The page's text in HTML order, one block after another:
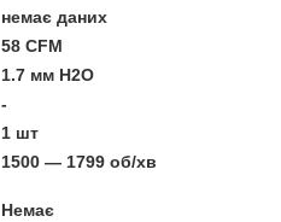
немає даних
58 CFM
1.7 мм H2O
-
1 шт
1500 — 1799 об/хв
Немає